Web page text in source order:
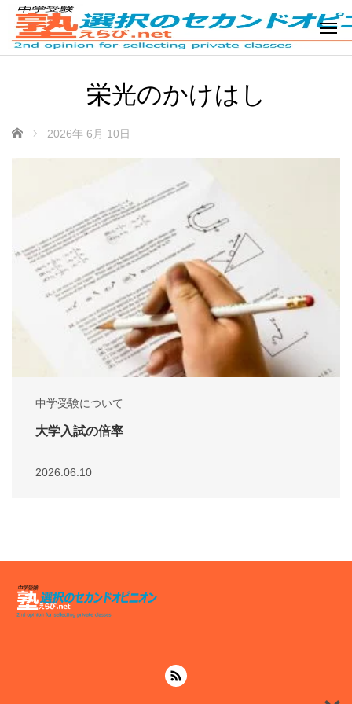
栄光のかけはし
ホーム 2026年 6月 10日
中学受験について
大学入試の倍率
2026.06.10